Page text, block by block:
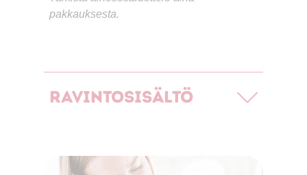
pakkauksesta.
Ravintosisältö